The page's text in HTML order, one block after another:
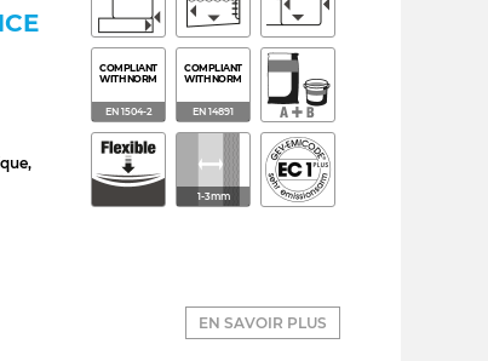
COMPLIANT
WITH NORM
EN 1504-2
COMPLIANT
WITH NORM
EN 14891
1-3mm
EN SAVOIR PLUS